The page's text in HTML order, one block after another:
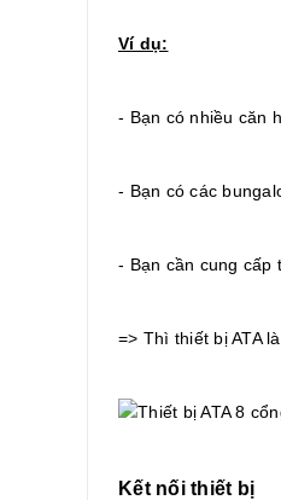
Ví dụ:
- Bạn có nhiều căn
- Bạn có các
- Bạn cần cung cấp
=> Thì thiết bị ATA
Kết nối thiết bị